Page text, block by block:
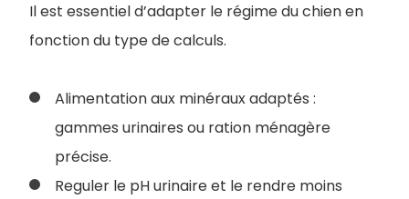
Il est essentiel d’adapter le régime du chien en
fonction du type de calculs.
Alimentation aux minéraux adaptés :
gammes urinaires ou ration ménagère
précise.
Reguler le pH urinaire et le rendre moins